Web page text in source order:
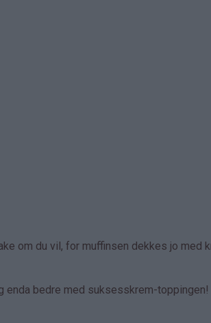
om du vil, for muffinsen dekkes jo med
enda bedre med suksesskrem-toppingen!